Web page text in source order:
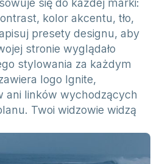
kolor akcentu, tło,
presety designu, aby
stronie wyglądało
stylowania za każdym
logo Ignite,
ani linków wychodzących
Twoi widzowie widzą